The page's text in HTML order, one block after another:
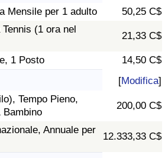
Mensile per 1 adulto
50,25 C$
(1 ora nel
21,33 C$
1 Posto 14,50 C$
[Modifica]
Tempo Pieno,
Bambino
200,00 C$
Annuale per
12.333,33 C$